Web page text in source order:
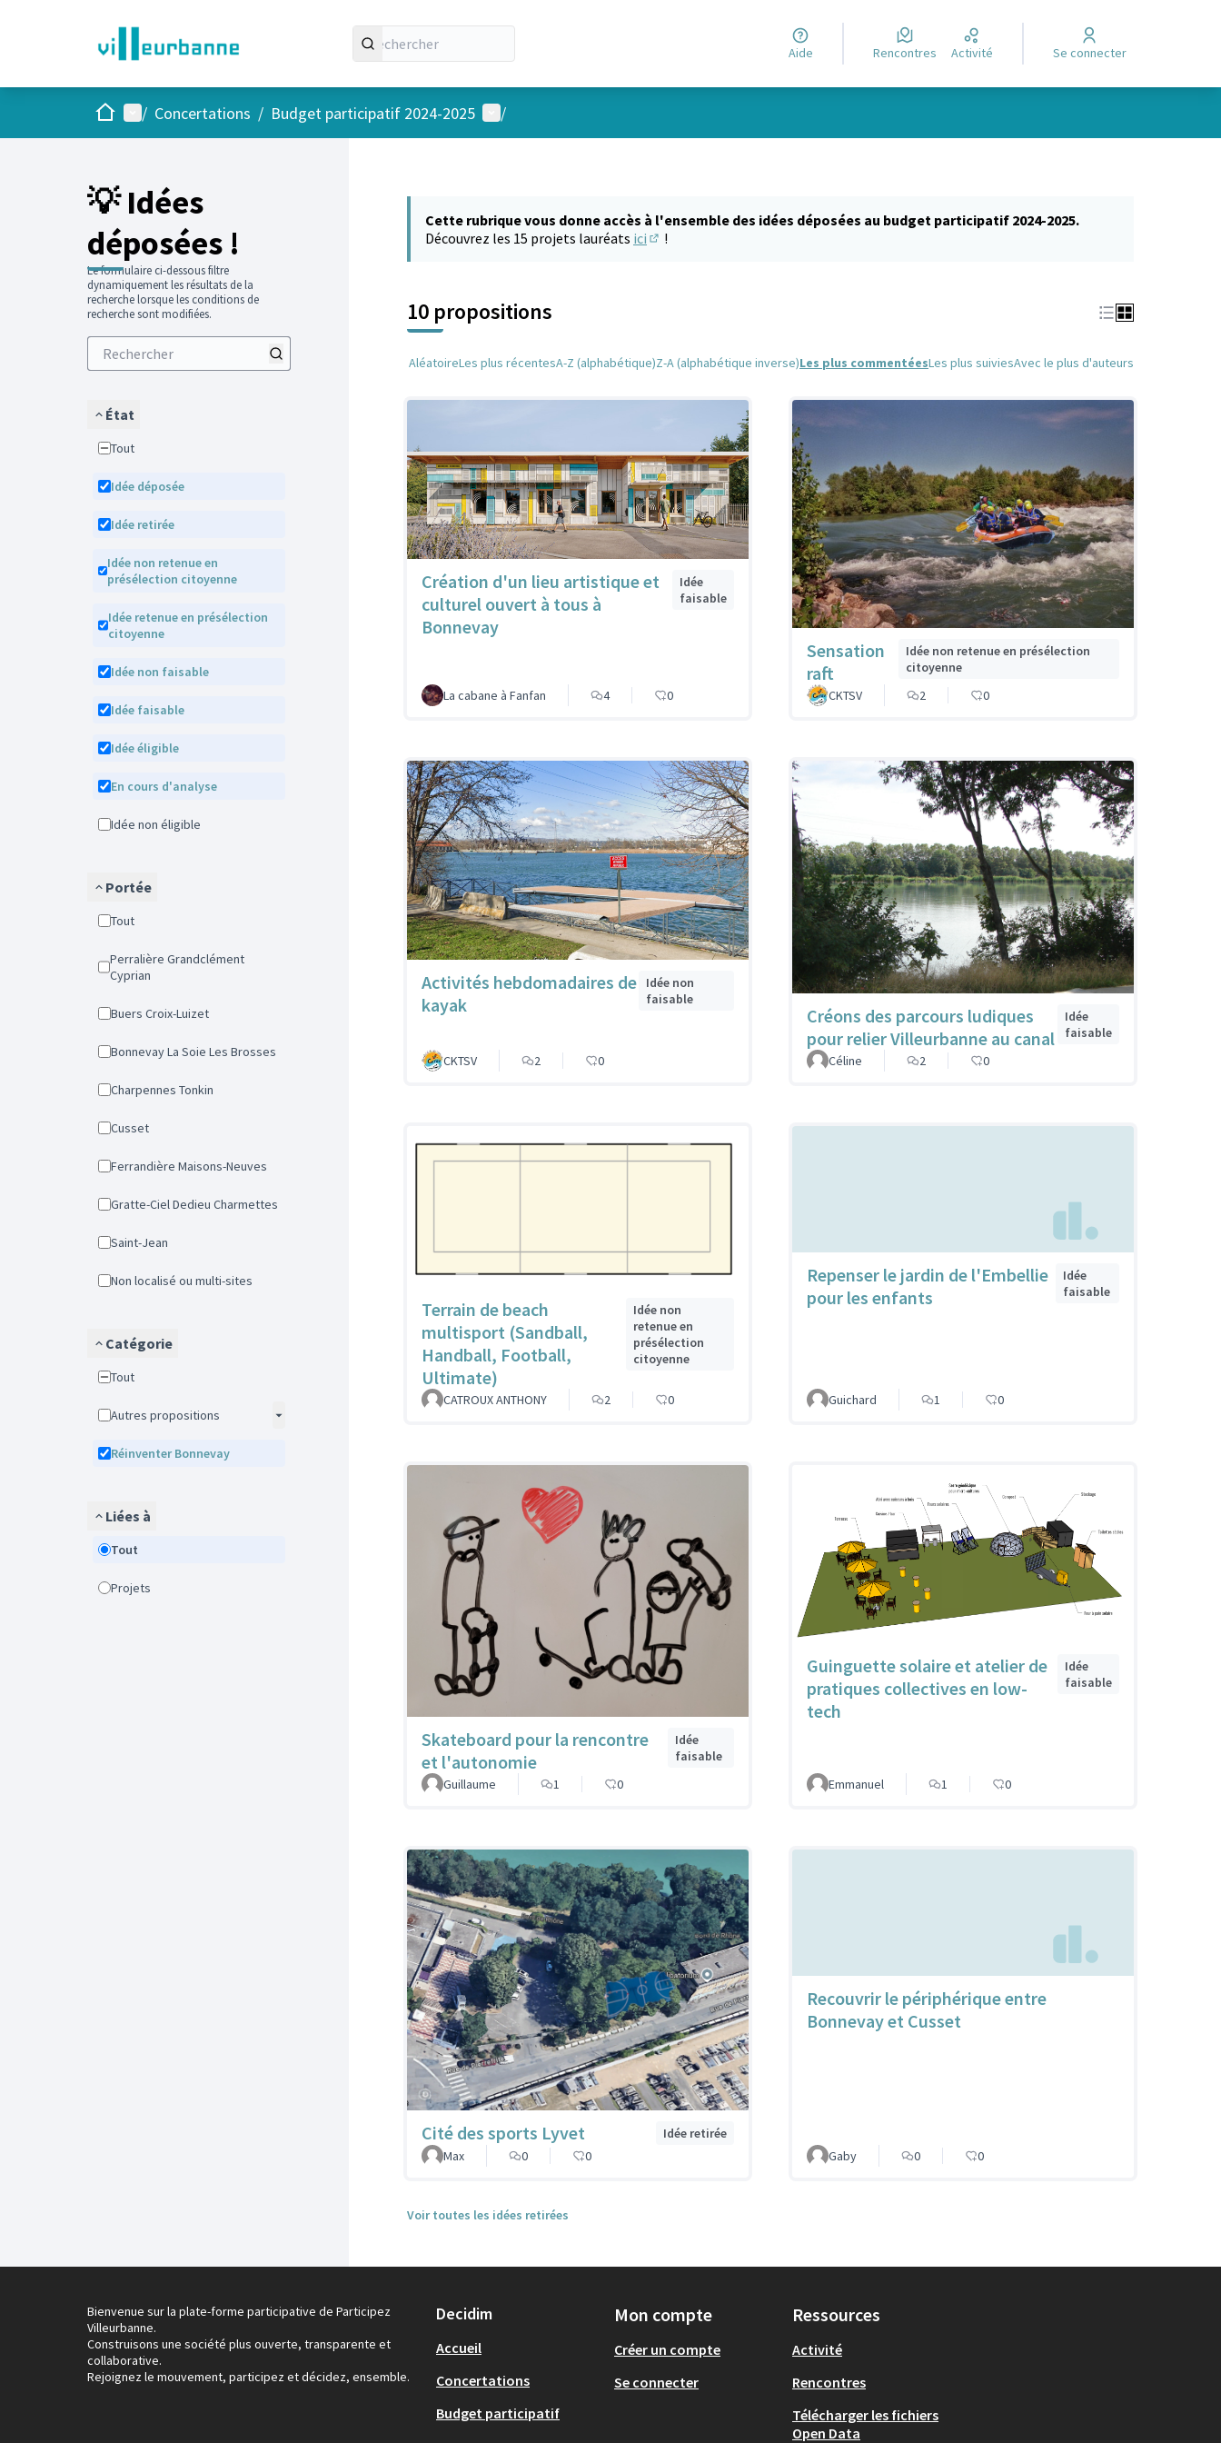
Aide Rencontres Activité Se connecter
AccueilMenu principal
/ Concertations / Budget participatif 2024-2025 Menu utilisateur
/
💡 Idées
déposées !
Le formulaire ci-dessous filtre
dynamiquement les résultats de la
recherche lorsque les conditions de
recherche sont modifiées.
État
Tout
Idée déposée
Idée retirée
Idée non retenue en
présélection citoyenne
Idée retenue en présélection
citoyenne
Idée non faisable
Idée faisable
Idée éligible
En cours d'analyse
Idée non éligible
Portée
Tout
Perralière Grandclément
Cyprian
Buers Croix-Luizet
Bonnevay La Soie Les Brosses
Charpennes Tonkin
Cusset
Ferrandière Maisons-Neuves
Gratte-Ciel Dedieu Charmettes
Saint-Jean
Non localisé ou multi-sites
Catégorie
Tout
Autres propositions
Réinventer Bonnevay
Liées à
Tout
Projets
Cette rubrique vous donne accès à l'ensemble des idées déposées au budget participatif 2024-2025.
Découvrez les 15 projets lauréats ici !
10 propositions
AléatoireLes plus récentesA-Z (alphabétique)Z-A (alphabétique inverse)Les plus commentéesLes plus suiviesAvec le plus d'auteurs
Création d'un lieu artistique et
culturel ouvert à tous à
Bonnevay
Idée
faisable
La cabane à Fanfan 4 0
Sensation
raft
Idée non retenue en présélection
citoyenne
CKTSV
2 0
Activités hebdomadaires de
kayak
Idée non
faisable
CKTSV 2 0
Créons des parcours ludiques
pour relier Villeurbanne au canal
Idée
faisable
Céline
2 0
Terrain de beach
multisport (Sandball,
Handball, Football,
Ultimate)
Idée non
retenue en
présélection
citoyenne
CATROUX ANTHONY 2 0
Repenser le jardin de l'Embellie
pour les enfants
Idée
faisable
Guichard 1 0
Skateboard pour la rencontre
et l'autonomie
Idée
faisable
Guillaume
1 0
Guinguette solaire et atelier de
pratiques collectives en low-
tech
Idée
faisable
Emmanuel 1 0
Cité des sports Lyvet
Idée retirée
Max
0 0
Recouvrir le périphérique entre
Bonnevay et Cusset
Gaby 0 0
Voir toutes les idées retirées
Bienvenue sur la plate-forme participative de Participez
Villeurbanne.
Construisons une société plus ouverte, transparente et
collaborative.
Rejoignez le mouvement, participez et décidez, ensemble.
Decidim
Accueil
Concertations
Budget participatif
Mon compte
Créer un compte
Se connecter
Ressources
Activité
Rencontres
Télécharger les fichiers
Open Data